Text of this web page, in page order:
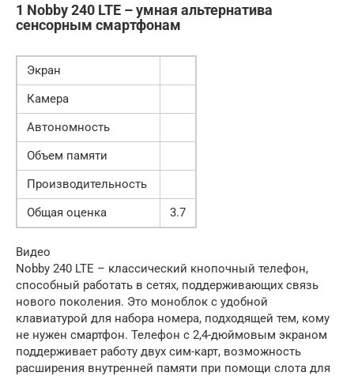
1 Nobby 240 LTE – умная альтернатива
сенсорным смартфонам
Экран
Камера
Автономность
Объем памяти
Производительность
Общая оценка
3.7
Видео
Nobby 240 LTE – классический кнопочный телефон,
способный работать в сетях, поддерживающих связь
нового поколения. Это моноблок с удобной
клавиатурой для набора номера, подходящей тем, кому
не нужен смартфон. Телефон с 2,4-дюймовым экраном
поддерживает работу двух сим-карт, возможность
расширения внутренней памяти при помощи слота для